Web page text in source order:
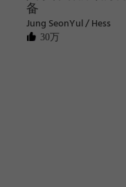
备
Jung SeonYul / Hess
30万